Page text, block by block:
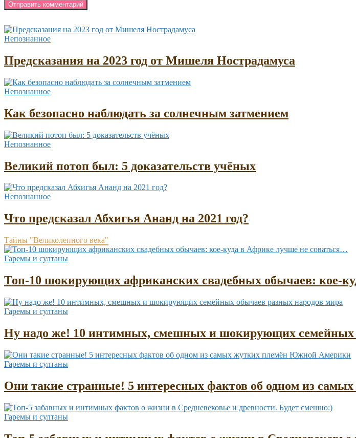
Непознанное
Предсказания на 2023 год от Мишеля Нострадамуса
Непознанное
Как безопасно наблюдать за солнечным затмением
Непознанное
Великий потоп был: 5 доказательств учёных
Непознанное
Что предсказал Абхигья Ананд на 2021 год?
Тайны "Великолепного века"
Гаремы и султаны
Топ-10 шокирующих африканских свадебных обычаев: кое-
Гаремы и султаны
Ну надо же! 10 интимных, смешных и шокирующих семейных
Гаремы и султаны
Они такие странные! 5 интересных фактов об одном из
Гаремы и султаны